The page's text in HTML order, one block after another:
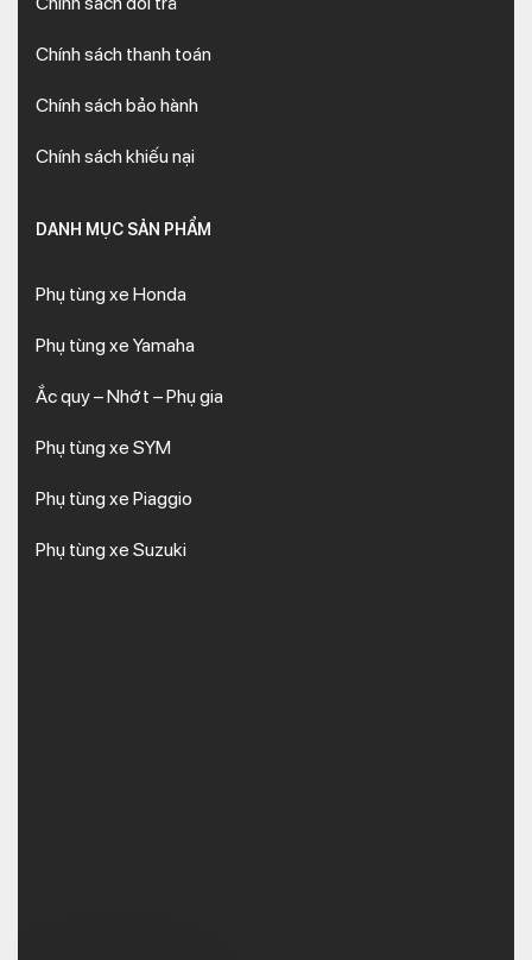
Chính sách thanh toán
Chính sách bảo hành
Chính sách khiếu nại
DANH MỤC SẢN PHẨM
Phụ tùng xe Honda
Phụ tùng xe Yamaha
Ắc quy – Nhớt – Phụ gia
Phụ tùng xe SYM
Phụ tùng xe Piaggio
Phụ tùng xe Suzuki